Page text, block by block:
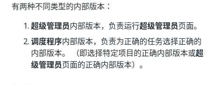
有两种不同类型的内部版本：
超级管理员内部版本，负责运行超级管理员页面。
调度程序内部版本，负责为正确的任务选择正确的
内部版本。 （即选择特定项目的正确内部版本或超
级管理员页面的正确内部版本）。